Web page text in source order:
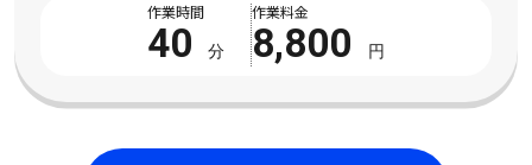
作業時間
50